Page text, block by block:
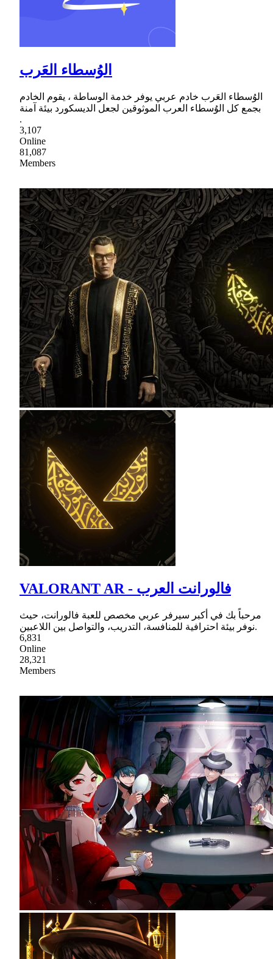
الوُسطاء العَرب
الوُسطاء العَرب خادم عربي يوفر خدمة الوساطة ، يقوم الخادم
بجمع كل الوُسطاء العرب الموثوقين لجعل الديسكورد بيئة آمنة
.
3,107
Online
81,087
Members
VALORANT AR - فالورانت العرب
مرحباً بك في أكبر سيرفر عربي مخصص للعبة فالورانت، حيث
نوفر بيئة احترافية للمنافسة، التدريب، والتواصل بين اللاعبين.
6,831
Online
28,321
Members